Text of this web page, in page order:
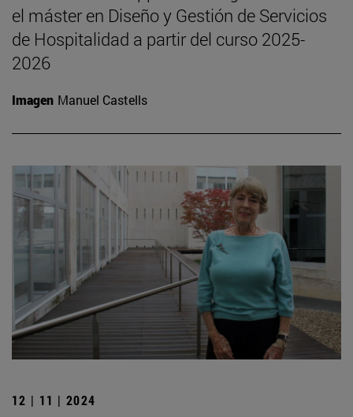
el máster en Diseño y Gestión de Servicios
de Hospitalidad a partir del curso 2025-
2026
Imagen Manuel Castells
12 | 11 | 2024